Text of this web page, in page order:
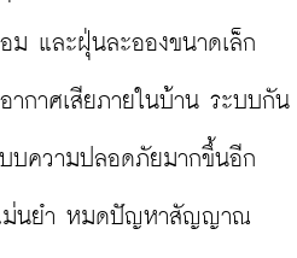
ม และฝุ่นละอองขนาดเล็ก
กาศเสียภายในบ้าน ระบบกัน
บความปลอดภัยมากขึ้นอีก
ม่นยำ หมดปัญหาสัญญาณ